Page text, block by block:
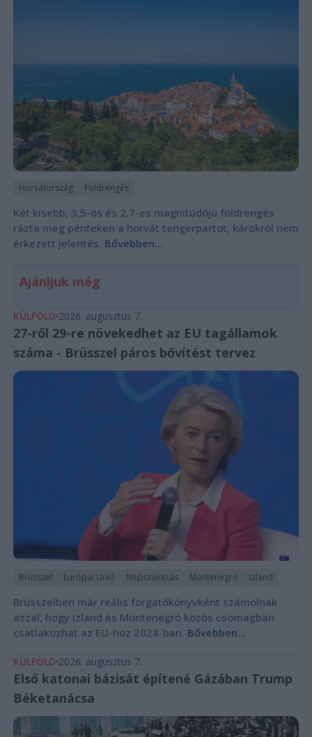
Horvátország Földrengés
Két kisebb, 3,5-ös és 2,7-es magnitúdójú földrengés
rázta meg pénteken a horvát tengerpartot, károkról nem
érkezett jelentés. Bővebben...
Ajánljuk még
KÜLFÖLD 2026. augusztus 7.
27-ről 29-re növekedhet az EU tagállamok
száma - Brüsszel páros bővítést tervez
Brüsszel Európai Unió Népszavazás Montenegró Izland
Brüsszelben már reális forgatókönyvként számolnak
azzal, hogy Izland és Montenegró közös csomagban
csatlakozhat az EU-hoz 2028-ban. Bővebben...
KÜLFÖLD 2026. augusztus 7.
Első katonai bázisát építené Gázában Trump
Béketanácsa